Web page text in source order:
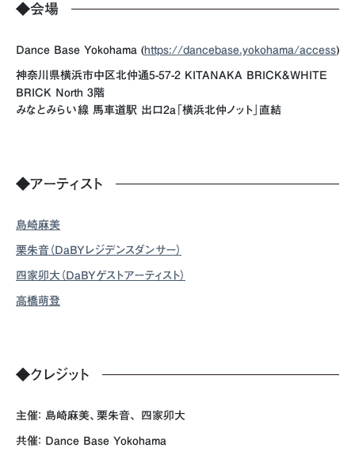
◆会場
Dance Base Yokohama (https://dancebase.yokohama/access)
神奈川県横浜市中区北仲通5-57-2 KITANAKA BRICK&WHITE
BRICK North 3階
みなとみらい線 馬車道駅 出口2a「横浜北仲ノット」直結
◆アーティスト
島崎麻美
栗朱音（DaBYレジデンスダンサー）
四家卯大（DaBYゲストアーティスト）
高橋萌登
◆クレジット
主催： 島崎麻美、栗朱音、 四家卯大
共催： Dance Base Yokohama